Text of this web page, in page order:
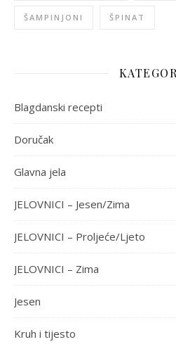
ŠAMPINJONI ŠPINAT
Blagdanski recepti
Doručak
Glavna jela
JELOVNICI – Jesen/Zima
JELOVNICI – Proljeće/Ljeto
JELOVNICI – Zima
Jesen
Kruh i tijesto